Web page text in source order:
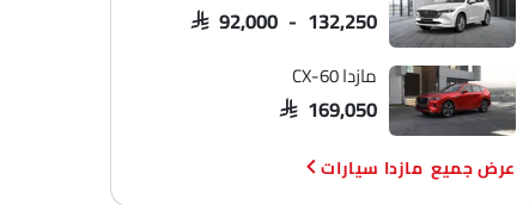
SAR 92,000 - 132,250
مازدا CX-60
SAR 169,050
مازدا سيارات